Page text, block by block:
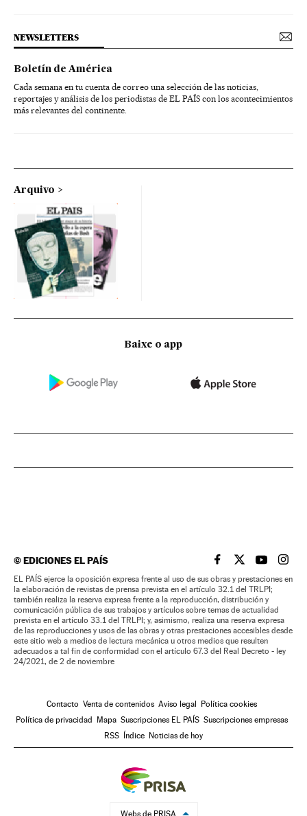
NEWSLETTERS
Boletín de América
Cada semana en tu cuenta de correo una selección de las noticias,
reportajes y análisis de los periodistas de EL PAÍS con los acontecimientos
más relevantes del continente.
Arquivo
Baixe o app
©EDICIONES EL PAÍS EL PAÍS BRASIL EN
EL PAÍSEL PAÍS
EL
EL PAÍS ejerce la oposición expresa frente al uso de sus obras y prestaciones en
la elaboración de revistas de prensa prevista en el artículo 32.1 del TRLPI;
también realiza la reserva expresa frente a la reproducción, distribución y
comunicación pública de sus trabajos y artículos sobre temas de actualidad
prevista en el artículo 33.1 del TRLPI; y, asimismo, realiza una reserva expresa
de las reproducciones y usos de las obras y otras prestaciones accesibles desde
este sitio web a medios de lectura mecánica u otros medios que resulten
adecuados a tal fin de conformidad con el artículo 67.3 del Real Decreto - ley
24/2021, de 2 de noviembre
Contacto Venta de contenidos Aviso legal Política cookies
Política de privacidad Mapa Suscripciones EL PAÍS Suscripciones empresas
RSS Índice Noticias de hoy
Webs de PRISA